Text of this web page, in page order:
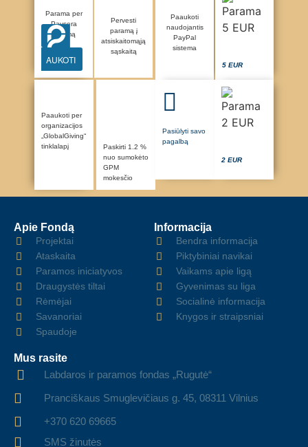
Parama per
Paysera
sistemą
AUKOTI
Pervesti
paramą į
atsiskaitomąją
sąskaitą
Paaukoti
naudojantis
PayPal
sistema
5 EUR
Paaukoti per
organizacijos
„GlobalGiving“
tinklalapį
Paskirti 1.2 %
nuo sumokėto
GPM
mokesčio
Pasiūlyti savo
pagalbą
2 EUR
Apie Fondą
Projektai
Ataskaita
Paramos iniciatyvos
Draugystės tiltai
Rėmėjai
Savanoriai
Spaudoje
Informacija
Bendra informacija
Piktybiniai navikai
Vaikams apie ligą
Gyvenimas su liga
Socialinė informacija
Knygos ir straipsniai
Mus rasite
Labdaros ir paramos fondas „Rugutė“
Pranciškaus Smuglevičiaus g. 45, 08311 Vilnius
+370 620 69665
SMS žinutės